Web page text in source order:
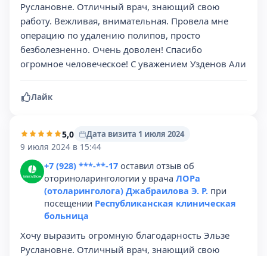
Руслановне. Отличный врач, знающий свою
работу. Вежливая, внимательная. Провела мне
операцию по удалению полипов, просто
безболезненно. Очень доволен! Спасибо
огромное человеческое! С уважением Узденов Али
Лайк
5,0
Дата визита 1 июля 2024
9 июля 2024 в 15:44
+7 (928) ***-**-17 оставил отзыв об
оториноларингологии у врача ЛОРа
(отоларинголога) Джабраилова Э. Р. при
посещении Республиканская клиническая
больница
Хочу выразить огромную благодарность Эльзе
Руслановне. Отличный врач, знающий свою